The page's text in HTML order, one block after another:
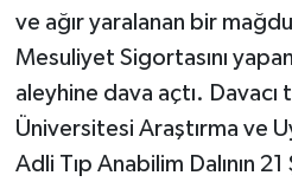
ve ağır yaralanan bir
Mesuliyet Sigortasını
aleyhine dava açtı. Davacı
Üniversitesi Araştırma ve
Adli Tıp Anabilim Dalının